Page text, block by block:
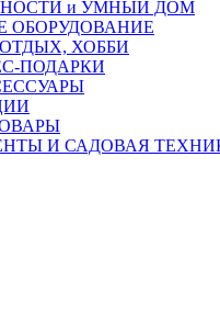
и УМНЫЙ ДОМ
ОБОРУДОВАНИЕ
ХОББИ
ПОДАРКИ
И САДОВАЯ